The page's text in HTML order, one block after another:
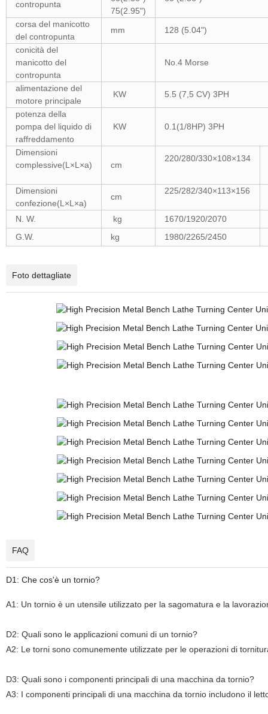
contropunta
75(2.95")
corsa del manicotto
del contropunta
mm 128 (5.04")
conicità del
manicotto del
contropunta
No.4 Morse
alimentazione del
motore principale
KW 5.5 (7,5 CV) 3PH
potenza della
pompa del liquido di
raffreddamento
KW 0.1(1/8HP) 3PH
Dimensioni
complessive(L×L×a)
cm
220/280/330×108×134
Dimensioni
confezione(L×L×a)
cm
225/282/340×113×156
N. W. kg
1670/1920/2070
G.W.
kg 1980/2265/2450
Foto dettagliate
FAQ
D1: Che cos'è un tornio?
A1: Un tornio è un utensile utilizzato per la sagomatura e la
D2: Quali sono le applicazioni comuni di un tornio?
A2: Le torni sono comunemente utilizzate per le operazioni di
D3: Quali sono i componenti principali di una macchina da tornio?
A3: I componenti principali di una macchina da tornio includono il